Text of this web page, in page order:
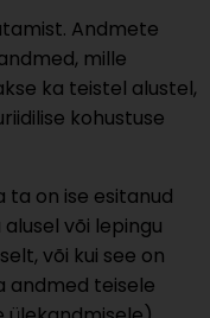
Andmete
mille
ka teistel alustel,
kohustuse
ta on ise esitanud
või lepingu
või kui see on
andmed teisele